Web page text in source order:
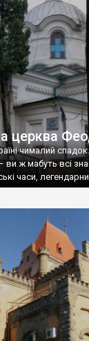
церква
чималий
ви ж мабуть всі
часи,